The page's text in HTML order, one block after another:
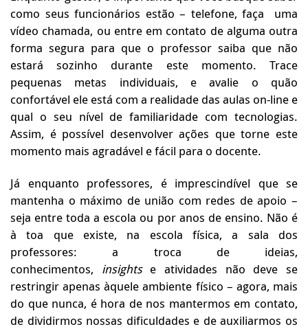
como seus funcionários estão – telefone, faça uma
vídeo chamada, ou entre em contato de alguma outra
forma segura para que o professor saiba que não
estará sozinho durante este momento. Trace
pequenas metas individuais, e avalie o quão
confortável ele está com a realidade das aulas on-line e
qual o seu nível de familiaridade com tecnologias.
Assim, é possível desenvolver ações que torne este
momento mais agradável e fácil para o docente.
Já enquanto professores, é imprescindível que se
mantenha o máximo de união com redes de apoio –
seja entre toda a escola ou por anos de ensino. Não é
à toa que existe, na escola física, a sala dos
professores: a troca de ideias,
conhecimentos, insightse atividades não deve se
restringir apenas àquele ambiente físico – agora, mais
do que nunca, é hora de nos mantermos em contato,
de dividirmos nossas dificuldades e de auxiliarmos os